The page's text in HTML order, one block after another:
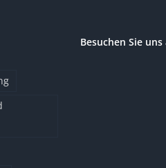
Besuchen Sie